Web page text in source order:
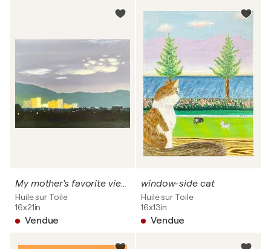
My mother's favorite view, at night
Huile sur Toile
16x21in
Vendue
window-side cat
Huile sur Toile
16x13in
Vendue